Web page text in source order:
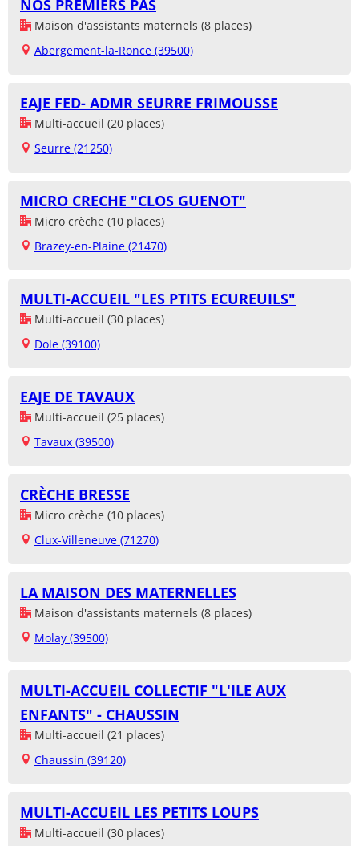
NOS PREMIERS PAS
Maison d'assistants maternels (8 places)
Abergement-la-Ronce (39500)
EAJE FED- ADMR SEURRE FRIMOUSSE
Multi-accueil (20 places)
Seurre (21250)
MICRO CRECHE "CLOS GUENOT"
Micro crèche (10 places)
Brazey-en-Plaine (21470)
MULTI-ACCUEIL "LES PTITS ECUREUILS"
Multi-accueil (30 places)
Dole (39100)
EAJE DE TAVAUX
Multi-accueil (25 places)
Tavaux (39500)
CRÈCHE BRESSE
Micro crèche (10 places)
Clux-Villeneuve (71270)
LA MAISON DES MATERNELLES
Maison d'assistants maternels (8 places)
Molay (39500)
MULTI-ACCUEIL COLLECTIF "L'ILE AUX
ENFANTS" - CHAUSSIN
Multi-accueil (21 places)
Chaussin (39120)
MULTI-ACCUEIL LES PETITS LOUPS
Multi-accueil (30 places)